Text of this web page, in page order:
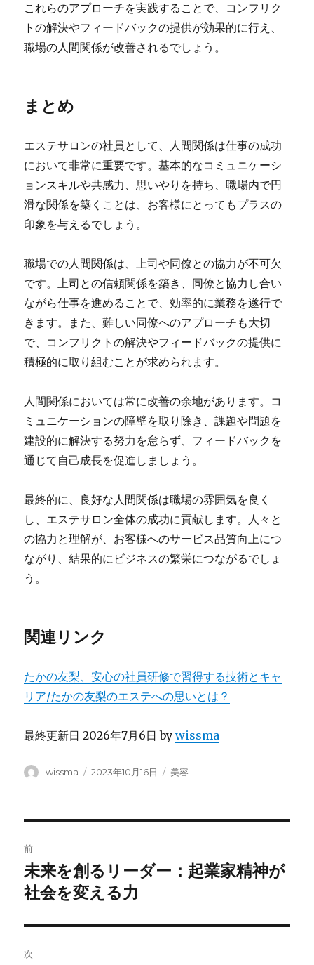
これらのアプローチを実践することで、コンフリク
トの解決やフィードバックの提供が効果的に行え、
職場の人間関係が改善されるでしょう。
まとめ
エステサロンの社員として、人間関係は仕事の成功
において非常に重要です。基本的なコミュニケーシ
ョンスキルや共感力、思いやりを持ち、職場内で円
滑な関係を築くことは、お客様にとってもプラスの
印象を与えるでしょう。
職場での人間関係は、上司や同僚との協力が不可欠
です。上司との信頼関係を築き、同僚と協力し合い
ながら仕事を進めることで、効率的に業務を遂行で
きます。また、難しい同僚へのアプローチも大切
で、コンフリクトの解決やフィードバックの提供に
積極的に取り組むことが求められます。
人間関係においては常に改善の余地があります。コ
ミュニケーションの障壁を取り除き、課題や問題を
建設的に解決する努力を怠らず、フィードバックを
通じて自己成長を促進しましょう。
最終的に、良好な人間関係は職場の雰囲気を良く
し、エステサロン全体の成功に貢献します。人々と
の協力と理解が、お客様へのサービス品質向上につ
ながり、結果的にビジネスの繁栄につながるでしょ
う。
関連リンク
たかの友梨、安心の社員研修で習得する技術とキャ
リア/たかの友梨のエステへの思いとは？
最終更新日 2026年7月6日 bywissma
投
wissma
投
2023年10月16日
カ
美容
稿
ナ
ビ
ゲ
前
前
の
稿:
未来を創るリーダー：起業家精神が
社会を変える力
次